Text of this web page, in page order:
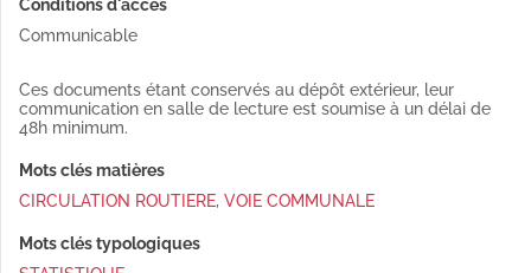
Conditions d'accès
Communicable
Ces documents étant conservés au dépôt extérieur, leur
communication en salle de lecture est soumise à un délai de
48h minimum.
Mots clés matières
CIRCULATION ROUTIERE, VOIE COMMUNALE
Mots clés typologiques